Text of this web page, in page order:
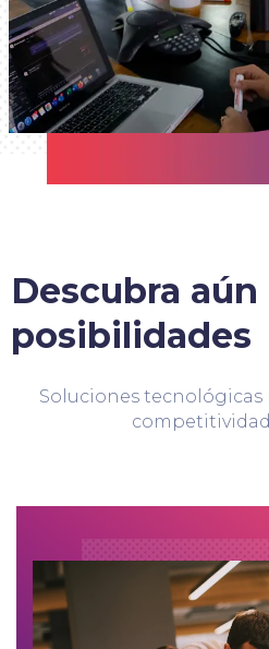
Descubra aún
posibilidades
Soluciones
competitividad